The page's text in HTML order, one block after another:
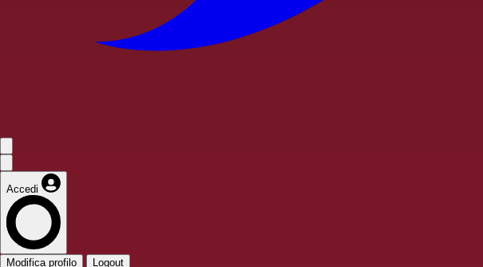
Accedi
Modifica profilo Logout